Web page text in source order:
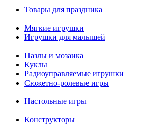
Товары для праздника
Мягкие игрушки
Игрушки для малышей
Пазлы и мозаика
Куклы
Радиоуправляемые игрушки
Сюжетно-ролевые игры
Настольные игры
Конструкторы